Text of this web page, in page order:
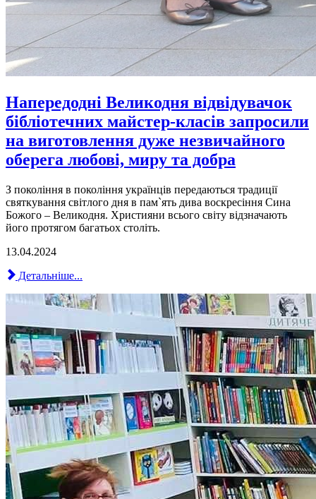
Напередодні Великодня відвідувачок
бібліотечних майстер-класів запросили
на виготовлення дуже незвичайного
оберега любові, миру та добра
З покоління в покоління українців передаються традиції
святкування світлого дня в пам`ять дива воскресіння Сина
Божого – Великодня. Християни всього світу відзначають
його протягом багатьох століть.
13.04.2024
Детальніше...